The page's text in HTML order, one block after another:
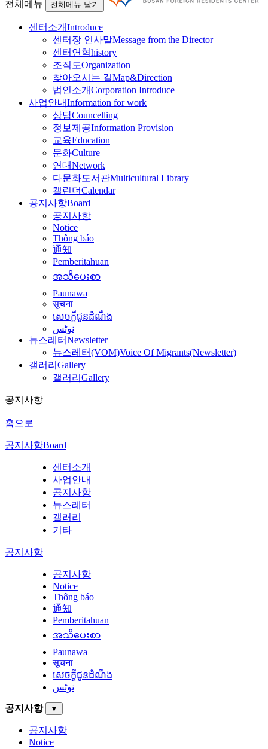
전체메뉴 전체메뉴 닫기
센터소개Introduce
센터장 인사말Message from the Director
센터연혁history
조직도Organization
찾아오시는 길Map&Direction
법인소개Corporation Introduce
사업안내Information for work
상담Councelling
정보제공Information Provision
교육Education
문화Culture
연대Network
다문화도서관Multicultural Library
캘린더Calendar
공지사항Board
공지사항
Notice
Thông báo
通知
Pemberitahuan
အသိပေးစာ
Paunawa
सूचना
សេចក្តីជូនដំណឹង
نوٹس
뉴스레터Newsletter
뉴스레터(VOM)Voice Of Migrants(Newsletter)
갤러리 Gallery
갤러리 Gallery
공지사항
홈으로
공지사항Board
센터소개
사업안내
공지사항
뉴스레터
갤러리
기타
공지사항
공지사항
Notice
Thông báo
通知
Pemberitahuan
အသိပေးစာ
Paunawa
सूचना
សេចក្តីជូនដំណឹង
نوٹس
공지사항 ▼
공지사항
Notice